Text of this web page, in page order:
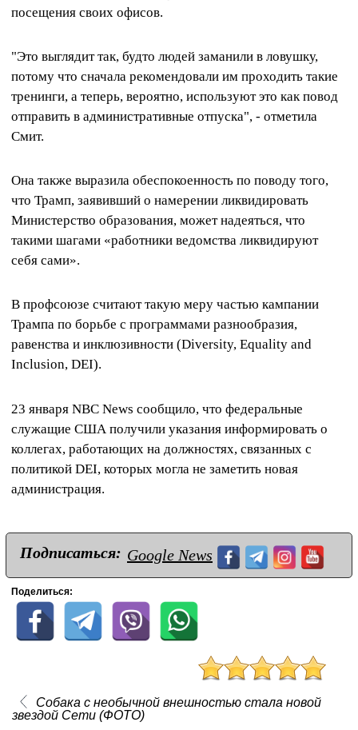
посещения своих офисов.
"Это выглядит так, будто людей заманили в ловушку,
потому что сначала рекомендовали им проходить такие
тренинги, а теперь, вероятно, используют это как повод
отправить в административные отпуска", - отметила
Смит.
Она также выразила обеспокоенность по поводу того,
что Трамп, заявивший о намерении ликвидировать
Министерство образования, может надеяться, что
такими шагами «работники ведомства ликвидируют
себя сами».
В профсоюзе считают такую ​​меру частью кампании
Трампа по борьбе с программами разнообразия,
равенства и инклюзивности (Diversity, Equality and
Inclusion, DEI).
23 января NBC News сообщило, что федеральные
служащие США получили указания информировать о
коллегах, работающих на должностях, связанных с
политикой DEI, которых могла не заметить новая
администрация.
Подписаться: Google News
Поделиться:
Собака с необычной внешностью стала новой
звездой Сети (ФОТО)